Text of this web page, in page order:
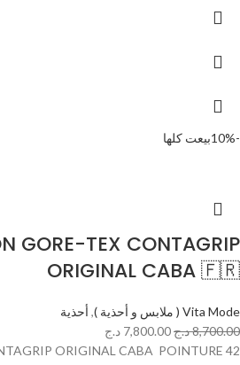
-10% بيعت كلها
GORE-TEX CONTAGRIP
ORIGINAL CABA 🇫🇷
Vita Mode ( ملابس و أحذية ) , أحذية
8,700.00د.ج7,800.00 د.ج
ORIGINAL CABA POINTURE 42